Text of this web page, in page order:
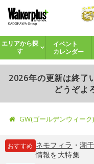
エリアから探
す
イベント
カレンダー
2026年の更新は終了
どうぞよ
GW(ゴールデンウィーク
おすすめ ネモフィラ ・ 潮
情報を大特集